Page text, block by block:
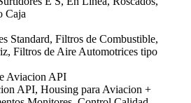
Caja
Standard, Filtros de Combustible,
Filtros de Aire Automotrices tipo
Aviacion API
API, Housing para Aviacion +